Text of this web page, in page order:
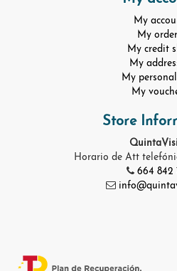
My
My
My credit
My
My
My
Store
Horario de Att
664 842